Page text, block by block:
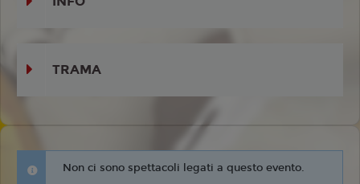
TRAMA
Non ci sono spettacoli legati a questo evento.